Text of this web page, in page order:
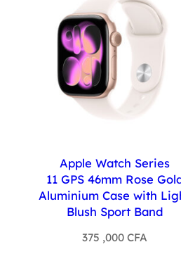
Apple Watch Series
11 GPS 46mm Rose
Aluminium Case with
Blush Sport Band
375 ,000 CFA